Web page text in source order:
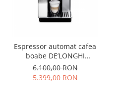
Espressor automat cafea
boabe DE’LONGHI
PrimaDonna SOUL ECAM
610.55.SB
6.100,00 RON
5.399,00 RON